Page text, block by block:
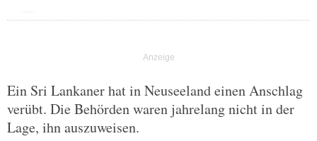
Ein Sri Lankaner hat in Neuseeland einen Anschlag
verübt. Die Behörden waren jahrelang nicht in der
Lage, ihn auszuweisen.